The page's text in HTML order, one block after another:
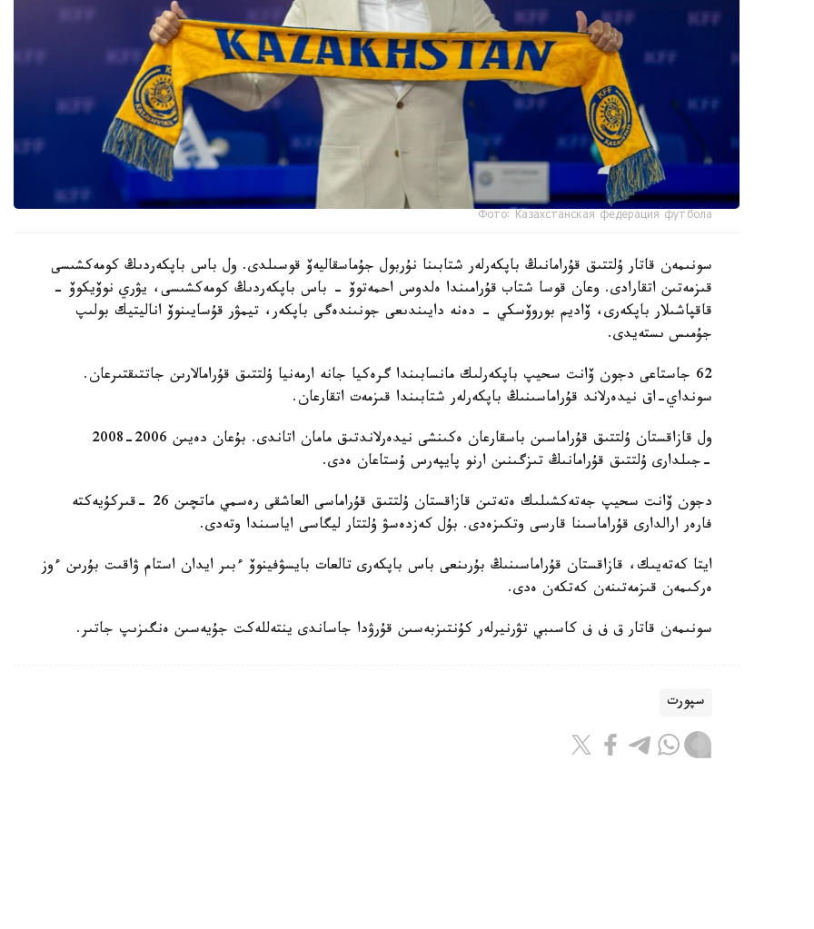
Фото: Казахстанская федерация футбола
سونىمەن قاتار ۇلتتىق قۇرامانىڭ باپكەرلەر شتابىنا نۇربول جۇماسقاليەۆ قوسىلدى. ول باس باپكەردىڭ كومەكشىسى
قىزمەتىن اتقارادى. وعان قوسا شتاب قۇرامىندا ەلدوس احمەتوۆ - باس باپكەردىڭ كومەكشىسى، يۋري نوۆيكوۆ -
قاقپاشىلار باپكەرى، ۆاديم بوروۆسكي - دەنە دايىندىعى جونىندەگى باپكەر، تيمۋر قۇسايىنوۆ اناليتيك بولىپ
جۇمىس ىستەيدى.
62 جاستاعى دجون ۆانت سحيپ باپكەرلىك مانسابىندا گرەكيا جانە ارمەنيا ۇلتتىق قۇرامالارىن جاتتىقتىرعان.
سونداي-اق نيدەرلاند قۇراماسىنىڭ باپكەرلەر شتابىندا قىزمەت اتقارعان.
ول قازاقستان ۇلتتىق قۇراماسىن باسقارعان ەكىنشى نيدەرلاندتىق مامان اتاندى. بۇعان دەيىن 2006-2008
-جىلدارى ۇلتتىق قۇرامانىڭ تىزگىنىن ارنو پايپەرس ۇستاعان ەدى.
دجون ۆانت سحيپ جەتەكشىلىك ەتەتىن قازاقستان ۇلتتىق قۇراماسى العاشقى رەسمي ماتچىن 26 -قىركۇيەكتە
فارەر ارالدارى قۇراماسىنا قارسى وتكىزەدى. بۇل كەزدەسۋ ۇلتتار ليگاسى اياسىندا وتەدى.
ايتا كەتەيىك، قازاقستان قۇراماسىنىڭ بۇرىنعى باس باپكەرى تالعات بايسۋفينوۆ ءبىر ايدان استام ۋاقىت بۇرىن ءوز
ەركىمەن قىزمەتىنەن كەتكەن ەدى.
سونىمەن قاتار ق ف ف كاسىبي تۋرنيرلەر كۇنتىزبەسىن قۇرۋدا جاساندى ينتەللەكت جۇيەسىن ەنگىزىپ جاتىر.
سپورت